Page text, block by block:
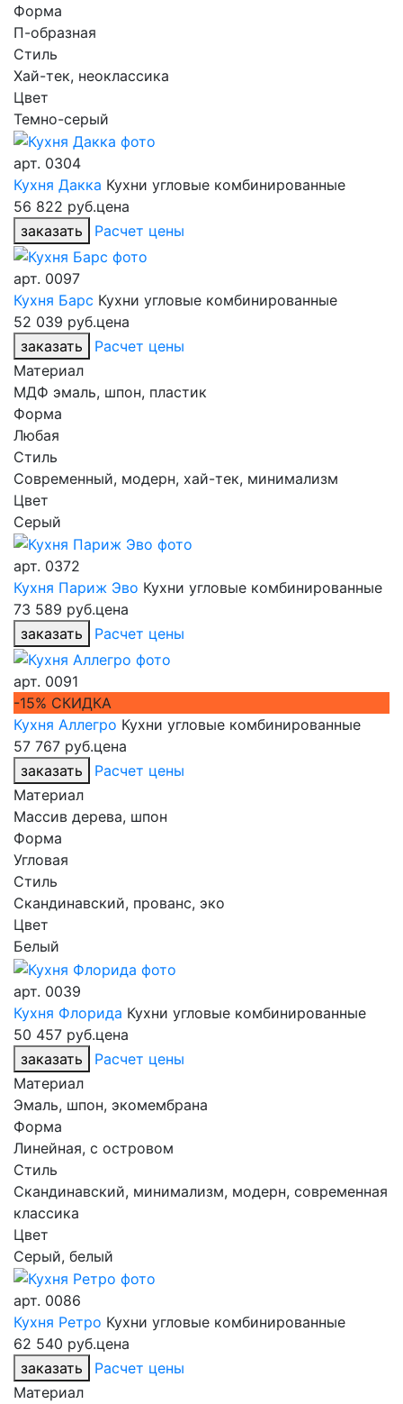
Форма
П-образная
Стиль
Хай-тек, неоклассика
Цвет
Темно-серый
арт. 0304
Кухня Дакка Кухни угловые комбинированные
56 822 руб.цена
заказать
Расчет цены
арт. 0097
Кухня Барс Кухни угловые комбинированные
52 039 руб.цена
заказать
Расчет цены
Материал
МДФ эмаль, шпон, пластик
Форма
Любая
Стиль
Современный, модерн, хай-тек, минимализм
Цвет
Серый
арт. 0372
Кухня Париж Эво Кухни угловые комбинированные
73 589 руб.цена
заказать
Расчет цены
арт. 0091
-15% СКИДКА
Кухня Аллегро Кухни угловые комбинированные
57 767 руб.цена
заказать
Расчет цены
Материал
Массив дерева, шпон
Форма
Угловая
Стиль
Скандинавский, прованс, эко
Цвет
Белый
арт. 0039
Кухня Флорида Кухни угловые комбинированные
50 457 руб.цена
заказать
Расчет цены
Материал
Эмаль, шпон, экомембрана
Форма
Линейная, с островом
Стиль
Скандинавский, минимализм, модерн, современная
классика
Цвет
Серый, белый
арт. 0086
Кухня Ретро Кухни угловые комбинированные
62 540 руб.цена
заказать
Расчет цены
Материал